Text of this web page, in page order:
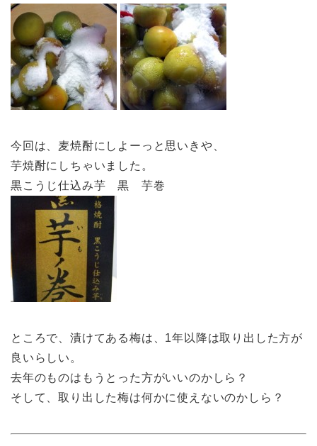
今回は、麦焼酎にしよーっと思いきや、
芋焼酎にしちゃいました。
黒こうじ仕込み芋 黒 芋巻
ところで、漬けてある梅は、1年以降は取り出した方が
良いらしい。
去年のものはもうとった方がいいのかしら？
そして、取り出した梅は何かに使えないのかしら？